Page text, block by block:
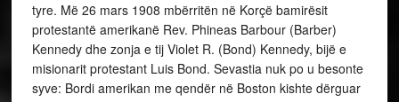
tyre. Më 26 mars 1908 mbërritën në Korçë bamirësit
protestantë amerikanë Rev. Phineas Barbour (Barber)
Kennedy dhe zonja e tij Violet R. (Bond) Kennedy, bijë e
misionarit protestant Luis Bond. Sevastia nuk po u besonte
syve: Bordi amerikan me qendër në Boston kishte dërguar